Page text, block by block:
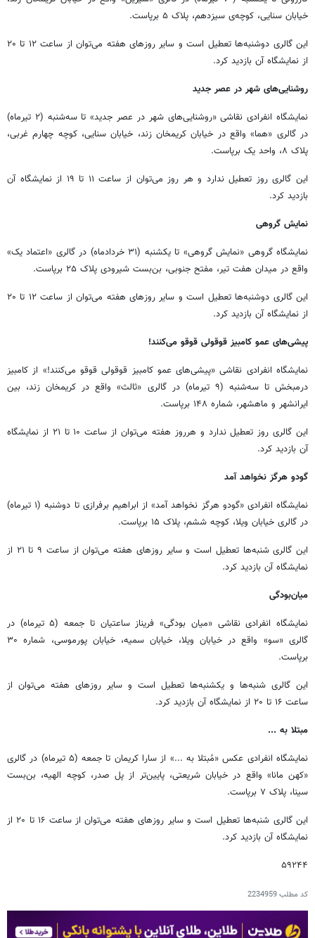
خیابان سنایی، کوچه‌ی سیزدهم، پلاک ۵ برپاست.
این گالری دوشنبه‌ها تعطیل است و سایر روزهای هفته می‌توان از ساعت ۱۲ تا ۲۰
از نمایشگاه آن بازدید کرد.
روشنایی‌های شهر در عصر جدید
نمایشگاه انفرادی نقاشی «روشنایی‌های شهر در عصر جدید» تا سه‌شنبه (۲ تیرماه)
در گالری «هما» واقع در خیابان کریمخان زند، خیابان سنایی، کوچه چهارم غربی،
پلاک ۸، واحد یک برپاست.
این گالری روز تعطیل ندارد و هر روز می‌توان از ساعت ۱۱ تا ۱۹ از نمایشگاه آن
بازدید کرد.
نمایش گروهی
نمایشگاه گروهی «نمایش گروهی» تا یکشنبه (۳۱ خردادماه) در گالری «اعتماد یک»
واقع در میدان هفت تیر، مفتح جنوبی، بن‌بست شیرودی پلاک ۲۵ برپاست.
این گالری دوشنبه‌ها تعطیل است و سایر روزهای هفته می‌توان از ساعت ۱۲ تا ۲۰
از نمایشگاه آن بازدید کرد.
پیشی‌های عمو کامبیز قوقولی قوقو می‌کنند!
نمایشگاه انفرادی نقاشی «پیشی‌های عمو کامبیز قوقولی قوقو می‌کنند!» از کامبیز
درمبخش تا سه‌شنبه (۹ تیرماه) در گالری «ثالث» واقع در کریمخان زند، بین
ایرانشهر و ماهشهر، شماره ۱۴۸ برپاست.
این گالری روز تعطیل ندارد و هرروز هفته می‌توان از ساعت ۱۰ تا ۲۱ از نمایشگاه
آن بازدید کرد.
گودو هرگز نخواهد آمد
نمایشگاه انفرادی «گودو هرگز نخواهد آمد» از ابراهیم برفرازی تا دوشنبه (۱ تیرماه)
در گالری خیابان ویلا، کوچه ششم، پلاک ۱۵ برپاست.
این گالری شنبه‌ها تعطیل است و سایر روزهای هفته می‌توان از ساعت ۹ تا ۲۱ از
نمایشگاه آن بازدید کرد.
میان‌بودگی
نمایشگاه انفرادی نقاشی «میان بودگی» فریناز ساعتیان تا جمعه (۵ تیرماه) در
گالری «سو» واقع در خیابان ویلا، خیابان سمیه، خیابان پورموسی، شماره ۳۰
برپاست.
این گالری شنبه‌ها و یکشنبه‌ها تعطیل است و سایر روزهای هفته می‌توان از
ساعت ۱۶ تا ۲۰ از نمایشگاه آن بازدید کرد.
مبتلا به ...
نمایشگاه انفرادی عکس «مُبتلا به ...» از سارا کریمان تا جمعه (۵ تیرماه) در گالری
«کهن مانا» واقع در خیابان شریعتی، پایین‌تر از پل صدر، کوچه الهیه، بن‌بست
سینا، پلاک ۷ برپاست.
این گالری شنبه‌ها تعطیل است و سایر روزهای هفته می‌توان از ساعت ۱۶ تا ۲۰ از
نمایشگاه آن بازدید کرد.
۵۹۲۴۴
کد مطلب2234959